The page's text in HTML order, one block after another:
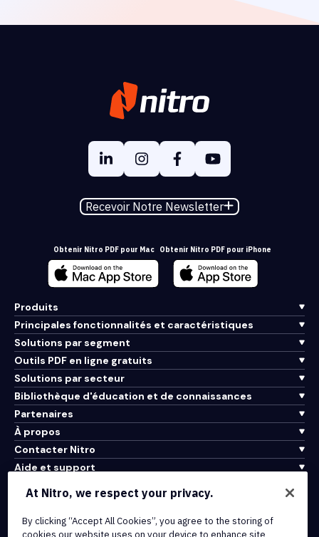
Recevoir Notre Newsletter
Obtenir Nitro PDF pour Mac Obtenir Nitro PDF pour iPhone
Produits
Principales fonctionnalités et caractéristiques
Solutions par segment
Outils PDF en ligne gratuits
Solutions par secteur
Bibliothèque d'éducation et de connaissances
Partenaires
À propos
Contacter Nitro
Aide et support
Conditions d'utilisation
At Nitro, we respect your privacy.
By clicking “Accept All Cookies”, you agree to the storing of
cookies our website uses on your device to enhance site